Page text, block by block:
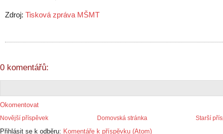
Zdroj: Tisková zpráva MŠMT
0 komentářů:
Okomentovat
Novější příspěvek Starší
Domovská stránka
Přihlásit se k odběru: Komentáře k příspěvku (Atom)